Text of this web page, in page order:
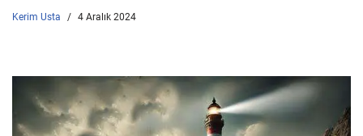
Kerim Usta 4 Aralık 2024